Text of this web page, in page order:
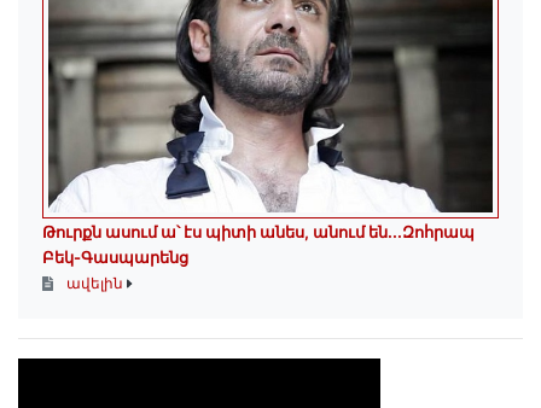
Թուրքն ասում ա՝ էս պիտի անես, անում են․․․Զոհրապ
Բեկ-Գասպարենց
ավելին